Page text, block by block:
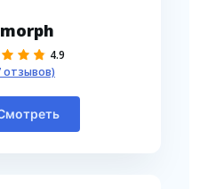
4.9
отзывов)